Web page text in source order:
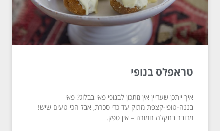
טראפלס בנופי
איך ייתכן שעדיין אין מתכון לבנופי פאי בבלוג? פאי
בננה-טופי-קצפת מתוק עד כדי סכרת, אבל הכי טעים שיש!
מדובר בתקלה חמורה – אין ספק.